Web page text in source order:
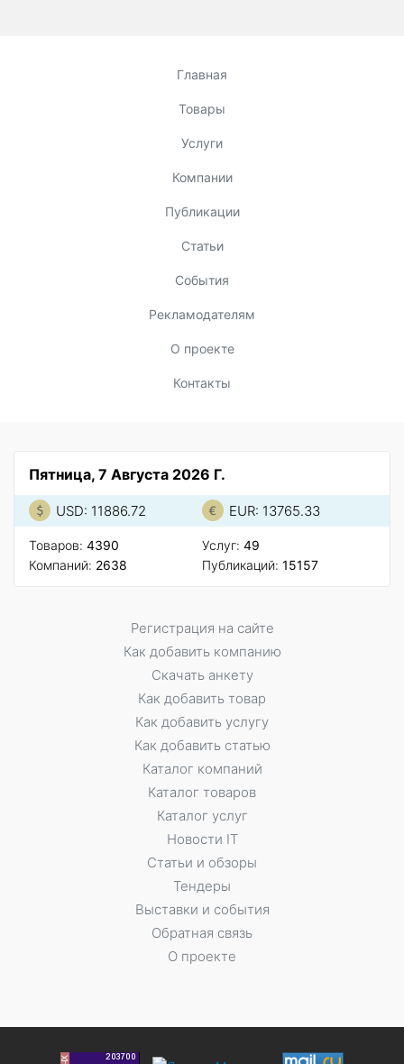
Главная
Товары
Услуги
Компании
Публикации
Статьи
События
Рекламодателям
О проекте
Контакты
Пятница, 7 Августа 2026 Г.
USD: 11886.72 EUR: 13765.33
Товаров: 4390
Компаний: 2638
Услуг: 49
Публикаций: 15157
Регистрация на сайте
Как добавить компанию
Скачать анкету
Как добавить товар
Как добавить услугу
Как добавить статью
Каталог компаний
Каталог товаров
Каталог услуг
Новости IT
Статьи и обзоры
Тендеры
Выставки и события
Обратная связь
О проекте